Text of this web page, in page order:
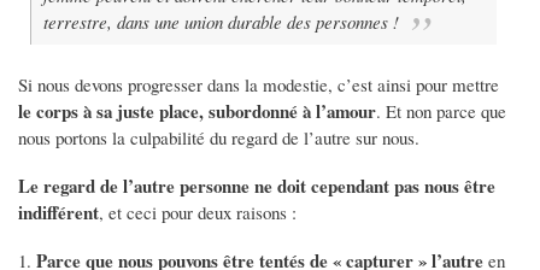
terrestre, dans une union durable des personnes !
Si nous devons progresser dans la modestie, c’est ainsi pour mettre
le corps à sa juste place, subordonné à l’amour. Et non parce que
nous portons la culpabilité du regard de l’autre sur nous.
Le regard de l’autre personne ne doit cependant pas nous être
indifférent, et ceci pour deux raisons :
Parce que nous pouvons être tentés de « capturer » l’autre en